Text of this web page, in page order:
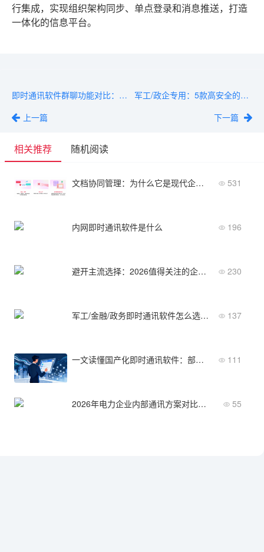
行集成，实现组织架构同步、单点登录和消息推送，打造
一体化的信息平台。
即时通讯软件群聊功能对比：万人群、群禁言、群分组哪家强？
上一篇
军工/政企专用：5款高安全的私有化即时通讯软件推荐
下一篇
相关推荐 随机阅读
文档协同管理：为什么它是现代企业IM的标配？ 531
内网即时通讯软件是什么 196
避开主流选择：2026值得关注的企业小众聊天软件排行榜 230
军工/金融/政务即时通讯软件怎么选？安全与信创是底线 137
一文读懂国产化即时通讯软件：部署模式、安全等级与行业应用 111
2026年电力企业内部通讯方案对比：核心差异与选型建议 55